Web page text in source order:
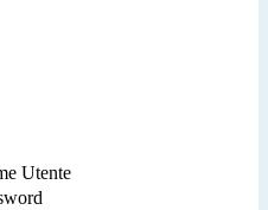
Utente